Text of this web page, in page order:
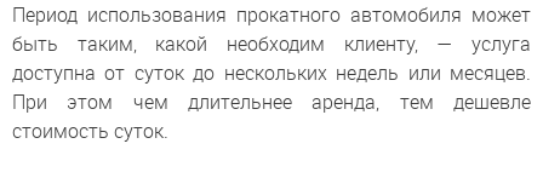
Период использования прокатного автомобиля может
быть таким, какой необходим клиенту, — услуга
доступна от суток до нескольких недель или месяцев.
При этом чем длительнее аренда, тем дешевле
стоимость суток.